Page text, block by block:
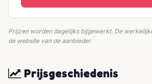
Prijzen worden dagelijks bijgewerkt. De
de website van de aanbieder.
Prijsgeschiedenis